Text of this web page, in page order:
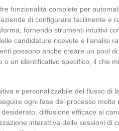
funzionalità complete per
di configurare facilmente e
fornendo strumenti intuitivi
candidature ricevute e l’analisi
possono anche creare un pool
un identificativo specifico, il che
e personalizzabile del flusso di
ogni fase del processo
diffusione efficace ai
interattiva delle sessioni di